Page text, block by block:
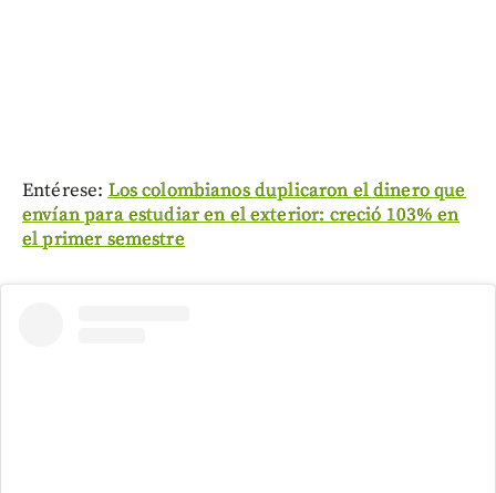
Entérese: Los colombianos duplicaron el dinero que
envían para estudiar en el exterior: creció 103% en
el primer semestre